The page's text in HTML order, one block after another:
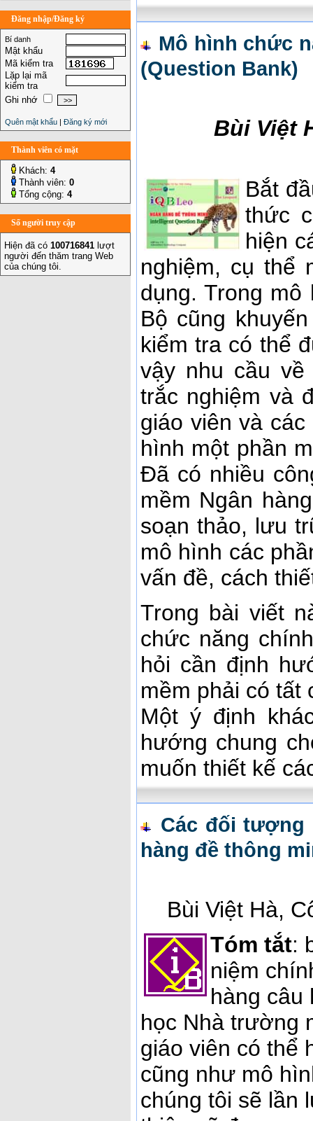
Đăng nhập/Đăng ký
Bí danh
Mật khẩu
Mã kiểm tra
Lặp lại mã
kiểm tra
Ghi nhớ
Quên mật khẩu | Đăng ký mới
Thành viên có mặt
Khách: 4
Thành viên: 0
Tổng cộng: 4
Số người truy cập
Hiện đã có 100716841 lượt
người đến thăm trang Web
của chúng tôi.
Mô hình chức
(Question Bank)
Bùi Việt
Bắt
thức
hiện
nghiệm, cụ thể
dụng. Trong
Bộ cũng
kiểm tra có thể
vậy nhu cầu
trắc nghiệm và
giáo viên và
hình một phần
Đã có nhiều
mềm Ngân
soạn thảo, lưu
mô hình các
vấn đề, cách
Trong bài viết
chức năng
hỏi cần định
mềm phải có tất
Một ý định
hướng chung
muốn thiết kế
Các đối tượng
hàng đề thông
Bùi Việt Hà,
Tóm tắt:
niệm
hàng câu
học Nhà trường
giáo viên có thể
cũng như mô
chúng tôi sẽ lần